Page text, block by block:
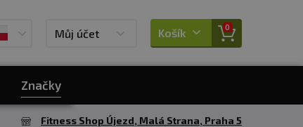
Můj účet Košík 0
Značky
Fitness Shop Újezd, Malá Strana, Praha 5